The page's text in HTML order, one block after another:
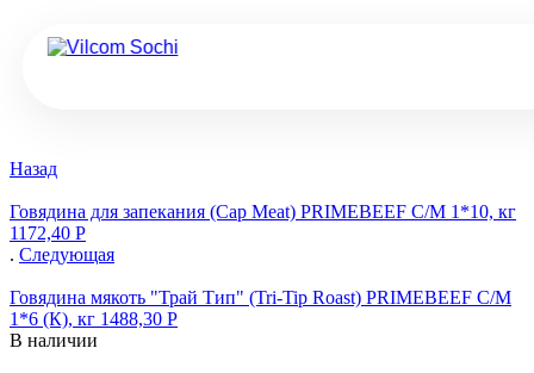
Назад
Говядина для запекания (Cap Meat) PRIMEBEEF С/М 1*10, кг
1172,40 Р
. Следующая
Говядина мякоть "Трай Тип" (Tri-Tip Roast) PRIMEBEEF С/М
1*6 (К), кг 1488,30 Р
В наличии